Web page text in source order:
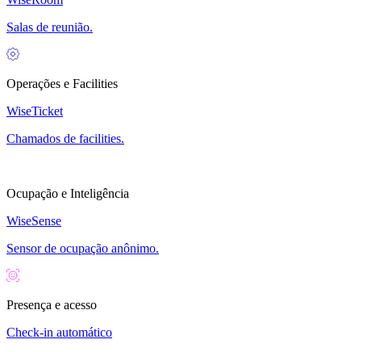
Salas de reunião.
Operações e Facilities
WiseTicket
Chamados de facilities.
Ocupação e Inteligência
WiseSense
Sensor de ocupação anônimo.
Presença e acesso
Check-in automático